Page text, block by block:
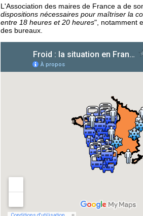
L'Association des maires de France a de
dispositions nécessaires pour maîtriser la
entre 18 heures et 20 heures", notamment
des bureaux.